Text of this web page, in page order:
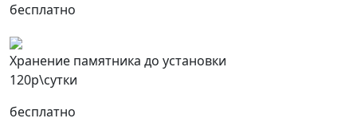
бесплатно
Хранение памятника до установки
120р\сутки
бесплатно